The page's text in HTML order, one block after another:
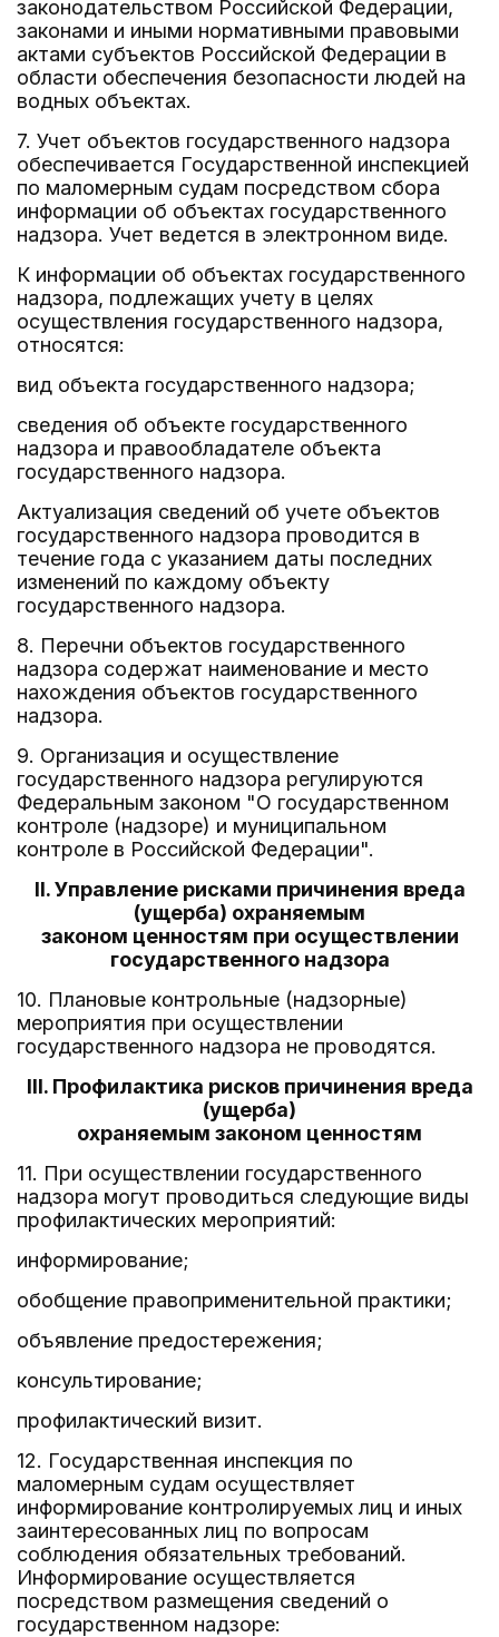
законодательством Российской Федерации,
законами и иными нормативными правовыми
актами субъектов Российской Федерации в
области обеспечения безопасности людей на
водных объектах.
7. Учет объектов государственного надзора
обеспечивается Государственной инспекцией
по маломерным судам посредством сбора
информации об объектах государственного
надзора. Учет ведется в электронном виде.
К информации об объектах государственного
надзора, подлежащих учету в целях
осуществления государственного надзора,
относятся:
вид объекта государственного надзора;
сведения об объекте государственного
надзора и правообладателе объекта
государственного надзора.
Актуализация сведений об учете объектов
государственного надзора проводится в
течение года с указанием даты последних
изменений по каждому объекту
государственного надзора.
8. Перечни объектов государственного
надзора содержат наименование и место
нахождения объектов государственного
надзора.
9. Организация и осуществление
государственного надзора регулируются
Федеральным законом "О государственном
контроле (надзоре) и муниципальном
контроле в Российской Федерации".
II. Управление рисками причинения вреда
(ущерба) охраняемым
законом ценностям при осуществлении
государственного надзора
10. Плановые контрольные (надзорные)
мероприятия при осуществлении
государственного надзора не проводятся.
III. Профилактика рисков причинения вреда
(ущерба)
охраняемым законом ценностям
11. При осуществлении государственного
надзора могут проводиться следующие виды
профилактических мероприятий:
информирование;
обобщение правоприменительной практики;
объявление предостережения;
консультирование;
профилактический визит.
12. Государственная инспекция по
маломерным судам осуществляет
информирование контролируемых лиц и иных
заинтересованных лиц по вопросам
соблюдения обязательных требований.
Информирование осуществляется
посредством размещения сведений о
государственном надзоре: